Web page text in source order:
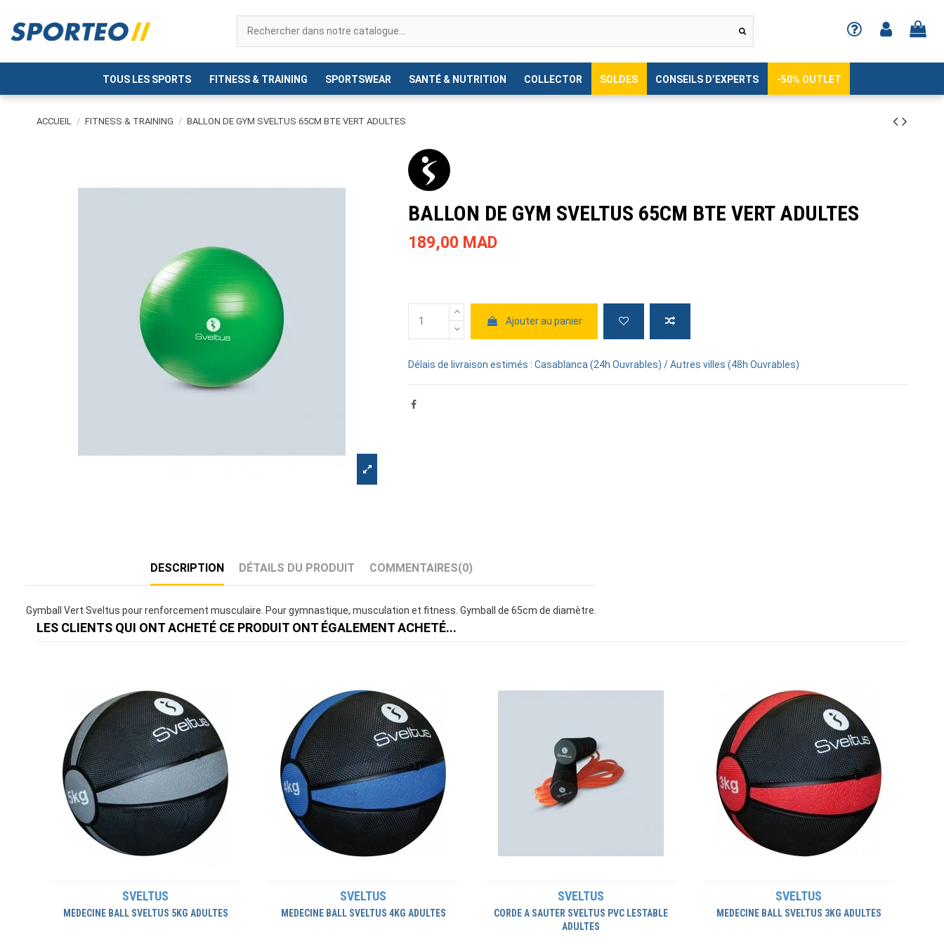
TOUS LES SPORTS FITNESS & TRAINING SPORTSWEAR SANTÉ & NUTRITION COLLECTOR SOLDES CONSEILS D’EXPERTS -50% OUTLET
ACCUEIL FITNESS & TRAINING BALLON DE GYM SVELTUS 65CM BTE VERT ADULTES
BALLON DE GYM SVELTUS 65CM BTE VERT ADULTES
189,00 MAD
Ajouter au panier
Délais de livraison estimés : Casablanca (24h Ouvrables) / Autres villes (48h Ouvrables)
DESCRIPTION DÉTAILS DU PRODUIT COMMENTAIRES(0)
Gymball Vert Sveltus pour renforcement musculaire. Pour gymnastique, musculation et fitness. Gymball de 65cm de diamètre.
LES CLIENTS QUI ONT ACHETÉ CE PRODUIT ONT ÉGALEMENT ACHETÉ...
SVELTUS
MEDECINE BALL SVELTUS 5KG ADULTES
SVELTUS
MEDECINE BALL SVELTUS 4KG ADULTES
SVELTUS
CORDE A SAUTER SVELTUS PVC LESTABLE
ADULTES
SVELTUS
MEDECINE BALL SVELTUS 3KG ADULTES